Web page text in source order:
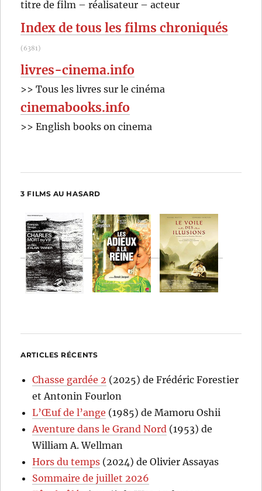
Hu
titre de film – réalisateur – acteur
Index de tous les films chroniqués
(6381)
livres-cinema.info
>> Tous les livres sur le cinéma
cinemabooks.info
>> English books on cinema
3 FILMS AU HASARD
ARTICLES RÉCENTS
Chasse gardée 2 (2025) de Frédéric Forestier
et Antonin Fourlon
L’Œuf de l’ange (1985) de Mamoru Oshii
Aventure dans le Grand Nord (1953) de
William A. Wellman
Hors du temps (2024) de Olivier Assayas
Sommaire de juillet 2026